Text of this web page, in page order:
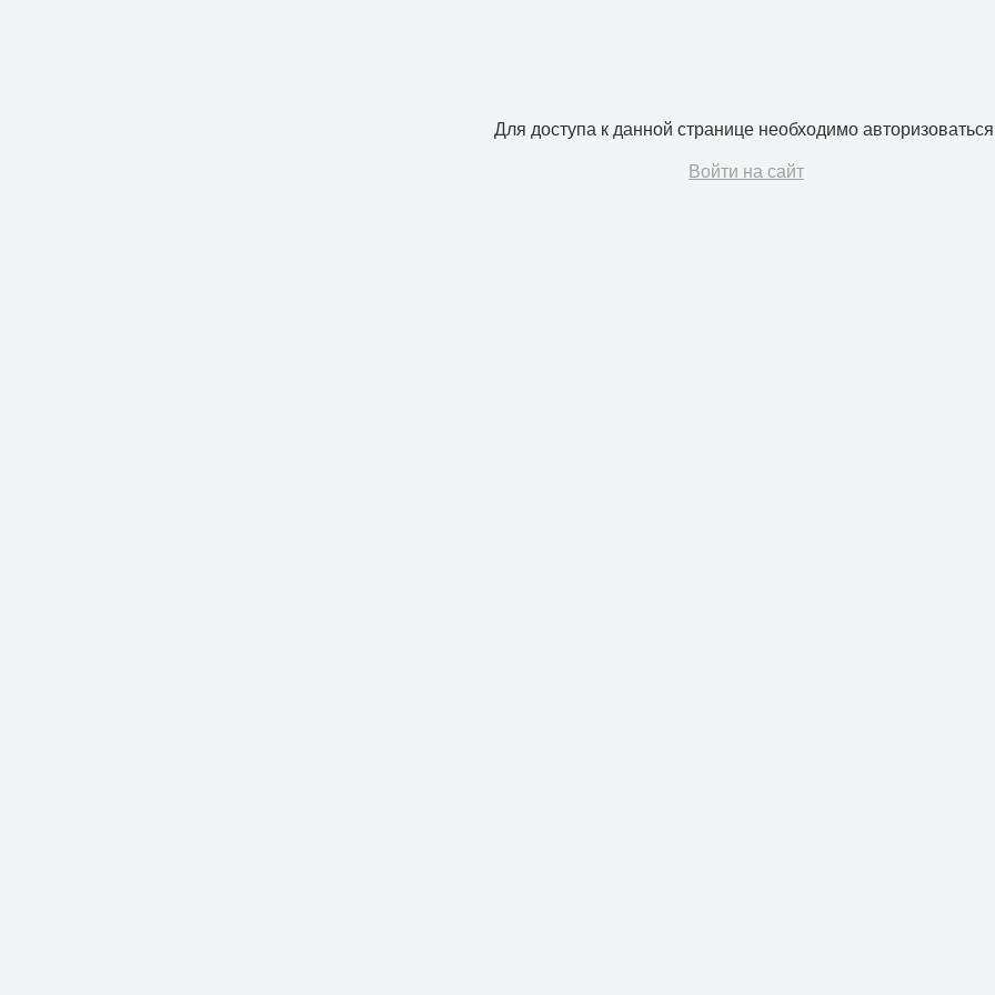
Для доступа к данной странице необходимо
Войти на сайт